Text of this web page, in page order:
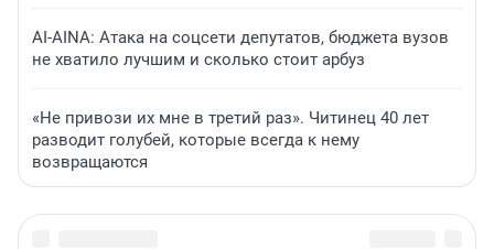
AI-AINA: Атака на соцсети депутатов, бюджета вузов
не хватило лучшим и сколько стоит арбуз
«Не привози их мне в третий раз». Читинец 40 лет
разводит голубей, которые всегда к нему
возвращаются